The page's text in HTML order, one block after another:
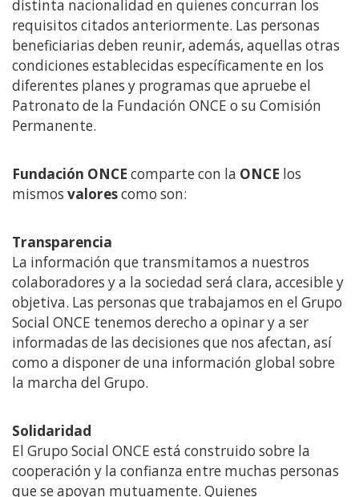
distinta nacionalidad en quienes concurran los
requisitos citados anteriormente. Las personas
beneficiarias deben reunir, además, aquellas otras
condiciones establecidas específicamente en los
diferentes planes y programas que apruebe el
Patronato de la Fundación ONCE o su Comisión
Permanente.
Fundación ONCE comparte con la ONCE los
mismos valorescomo son:
Transparencia
La información que transmitamos a nuestros
colaboradores y a la sociedad será clara, accesible y
objetiva. Las personas que trabajamos en el Grupo
Social ONCE tenemos derecho a opinar y a ser
informadas de las decisiones que nos afectan, así
como a disponer de una información global sobre
la marcha del Grupo.
Solidaridad
El Grupo Social ONCE está construido sobre la
cooperación y la confianza entre muchas personas
que se apoyan mutuamente. Quienes